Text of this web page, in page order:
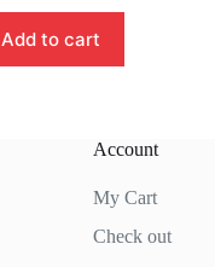
Add to cart
Account
My Cart
Check out